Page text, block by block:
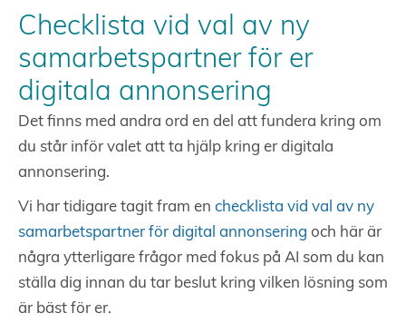
Checklista vid val av ny
samarbetspartner för er
digitala annonsering
Det finns med andra ord en del att fundera kring om
du står inför valet att ta hjälp kring er digitala
annonsering.
Vi har tidigare tagit fram en checklista vid val av ny
samarbetspartner för digital annonsering och här är
några ytterligare frågor med fokus på AI som du kan
ställa dig innan du tar beslut kring vilken lösning som
är bäst för er.